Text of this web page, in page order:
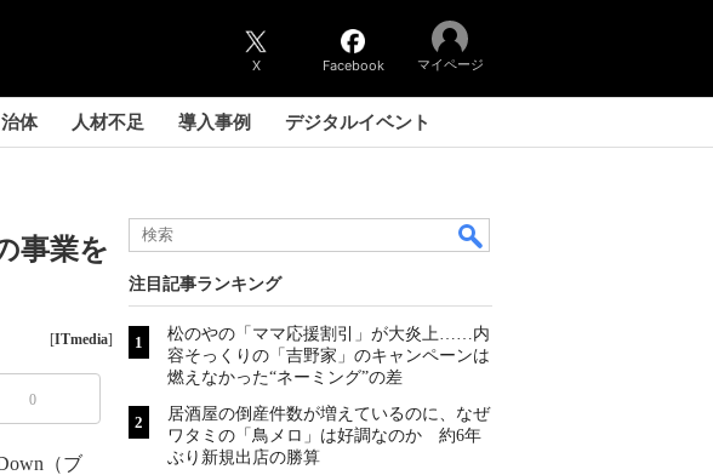
X Facebook マイページ
体 人材不足 導入事例 デジタルイベント
事業を
[ITmedia]
0
（ブ
注目記事ランキング
松のやの「ママ応援割引」が大炎上……内
容そっくりの「吉野家」のキャンペーンは
燃えなかった“ネーミング”の差
居酒屋の倒産件数が増えているのに、なぜ
ワタミの「鳥メロ」は好調なのか 約6年
ぶり新規出店の勝算